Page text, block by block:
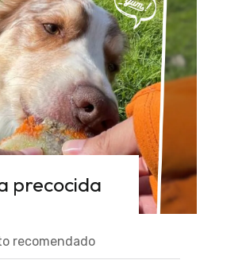
precocida
recomendado